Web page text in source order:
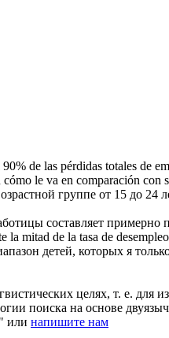
de las pérdidas totales de
le va en comparación con
группе от 15 до 24
составляет
la mitad de la tasa de
детей, которых я
целях, т. е. для
поиска на основе
или напишите нам